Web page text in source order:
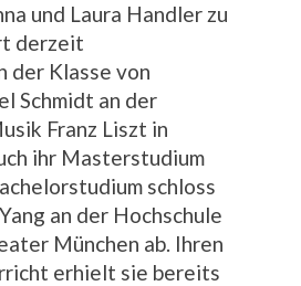
und Laura Handler zu
derzeit
der Klasse von
Schmidt an der
Franz Liszt in
ihr Masterstudium
schloss
an der Hochschule
München ab. Ihren
erhielt sie bereits